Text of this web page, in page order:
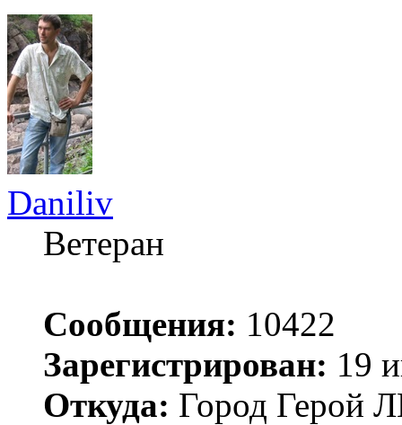
Daniliv
Ветеран
Сообщения: 10422
Зарегистрирован: 19
Откуда: Город Герой